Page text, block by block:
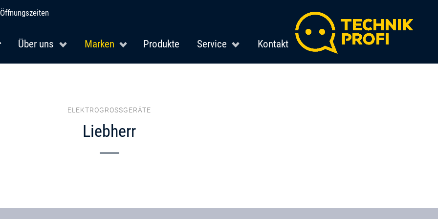
Öffnungszeiten
Über uns Marken Produkte Service Kontakt
ELEKTROGROSSGERÄTE
Liebherr